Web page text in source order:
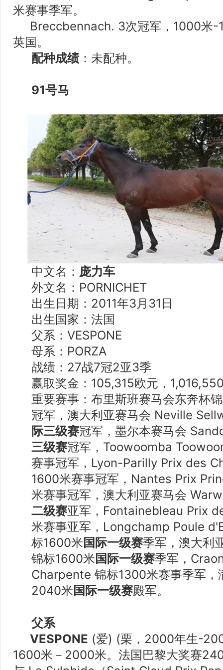
米赛事季军。
Breccbennach. 3次冠军，1000米-
英国。
配种成绩：未配种。
91号马
中文名： 庞力车
外文名：PORNICHET
出生日期：2011年3月31日
出生国家：法国
父系：VESPONE
母系：PORZA
战绩：27战7冠2亚3季
赢取奖金：105,315欧元，
重要赛事：布里斯班赛马会东奔杯
冠军，澳大利亚赛马会 Neville
际三级赛冠军，墨尔本赛马会
三级赛冠军，Toowoomba
赛事冠军，Lyon-Parilly Prix des
1600米赛事冠军，Nantes Prix
米赛事冠军，澳大利亚赛马会
二级赛亚军，Fontainebleau Prix
米赛事亚军，Longchamp Poule
标1600米国际一级赛季军，澳大利
锦标1600米国际一级赛季军，
Charpente 锦标1300米赛事季军，
2040米国际一级赛殿军。
父系
VESPONE (爱) (栗，2000年生-
1600米－2000米。法国巴黎大奖赛